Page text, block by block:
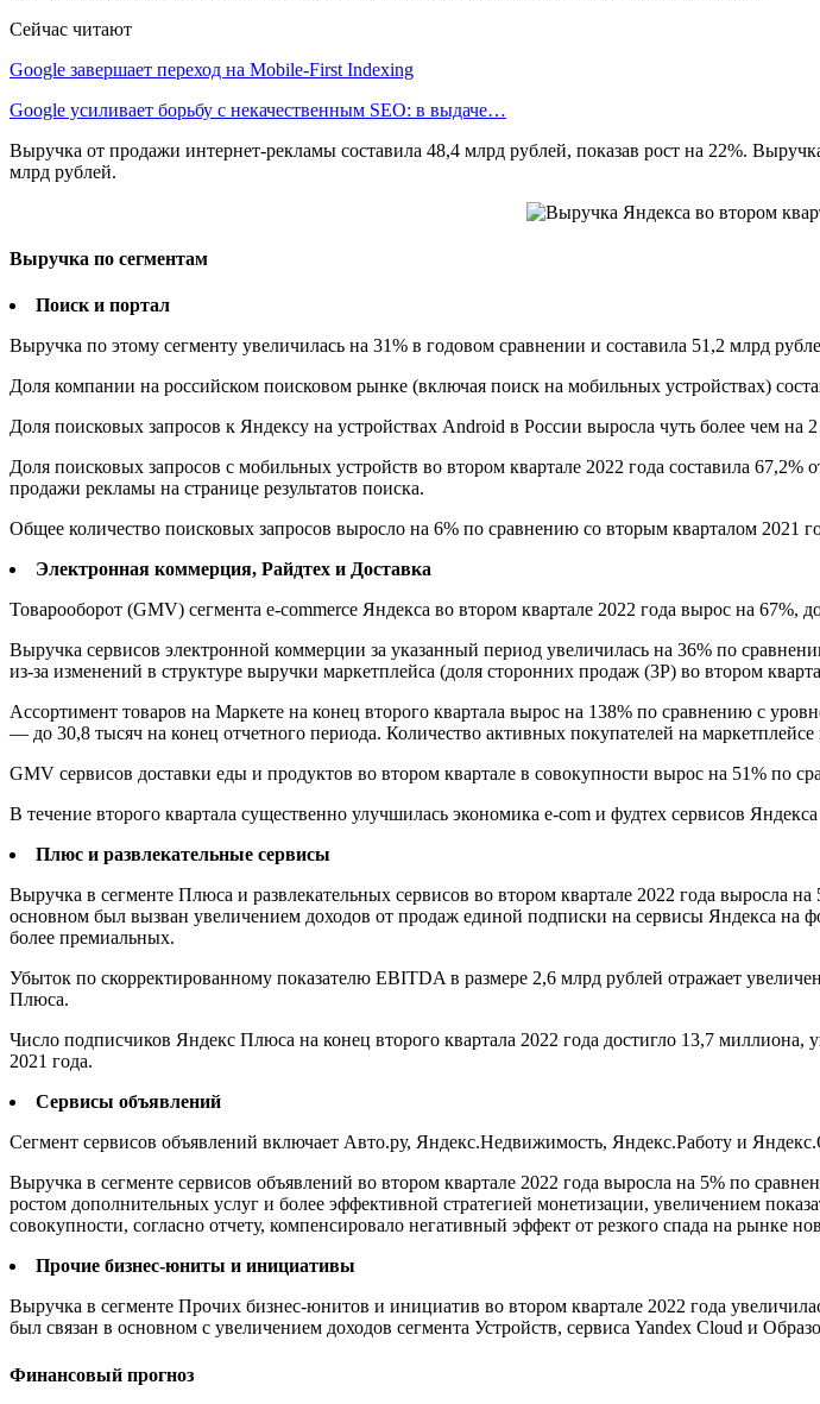
Сейчас читают
Google завершает переход на Mobile-First Indexing
Google усиливает борьбу с некачественным SEO: в выдаче…
Выручка от продажи интернет-рекламы составила 48,4 млрд рублей, показав рост на 22%.
млрд рублей.
Выручка по сегментам
Поиск и портал
Выручка по этому сегменту увеличилась на 31% в годовом сравнении и составила 51,2 млрд
Доля компании на российском поисковом рынке (включая поиск на мобильных устройствах)
Доля поисковых запросов к Яндексу на устройствах Android в России выросла чуть более чем на
Доля поисковых запросов с мобильных устройств во втором квартале 2022 года составила
продажи рекламы на странице результатов поиска.
Общее количество поисковых запросов выросло на 6% по сравнению со вторым кварталом 2021
Электронная коммерция, Райдтех и Доставка
Товарооборот (GMV) сегмента e-commerce Яндекса во втором квартале 2022 года вырос на 67%,
Выручка сервисов электронной коммерции за указанный период увеличилась на 36% по
из-за изменений в структуре выручки маркетплейса (доля сторонних продаж (3P) во втором
Ассортимент товаров на Маркете на конец второго квартала вырос на 138% по сравнению с
— до 30,8 тысяч на конец отчетного периода. Количество активных покупателей на
GMV сервисов доставки еды и продуктов во втором квартале в совокупности вырос на 51% по
В течение второго квартала существенно улучшилась экономика e-com и фудтех сервисов
Плюс и развлекательные сервисы
Выручка в сегменте Плюса и развлекательных сервисов во втором квартале 2022 года выросла
основном был вызван увеличением доходов от продаж единой подписки на сервисы Яндекса на
более премиальных.
Убыток по скорректированному показателю EBITDA в размере 2,6 млрд рублей отражает
Плюса.
Число подписчиков Яндекс Плюса на конец второго квартала 2022 года достигло 13,7
2021 года.
Сервисы объявлений
Сегмент сервисов объявлений включает Авто.ру, Яндекс.Недвижимость, Яндекс.Работу и
Выручка в сегменте сервисов объявлений во втором квартале 2022 года выросла на 5% по
ростом дополнительных услуг и более эффективной стратегией монетизации, увеличением
совокупности, согласно отчету, компенсировало негативный эффект от резкого спада на рынке
Прочие бизнес-юниты и инициативы
Выручка в сегменте Прочих бизнес-юнитов и инициатив во втором квартале 2022 года
был связан в основном с увеличением доходов сегмента Устройств, сервиса Yandex Cloud и
Финансовый прогноз